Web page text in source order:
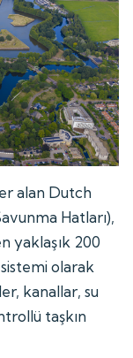
alan Dutch
Hatları),
yaklaşık 200
olarak
kanallar, su
taşkın